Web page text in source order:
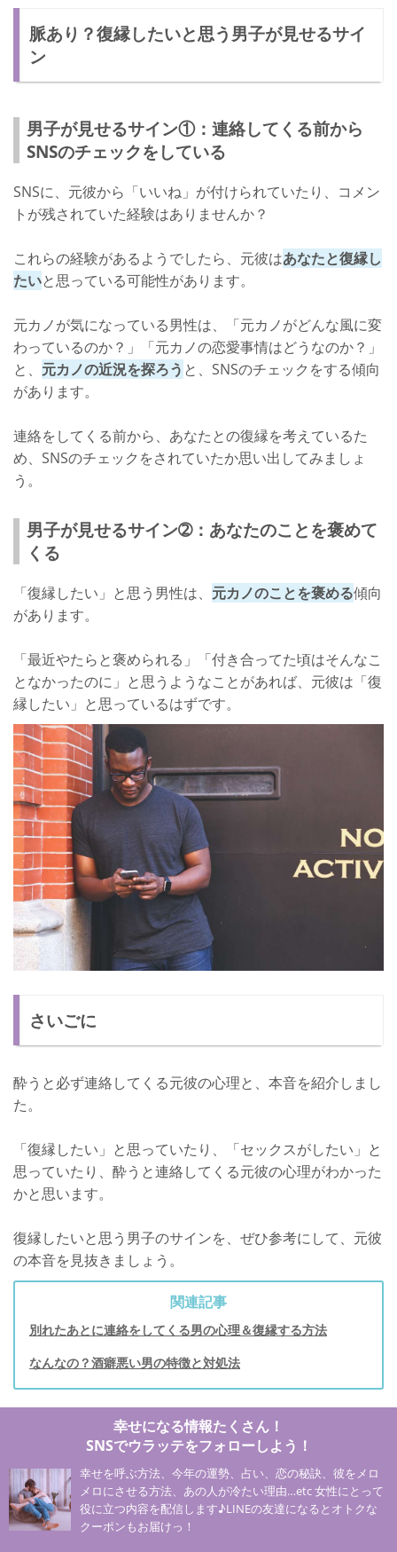
脈あり？復縁したいと思う男子が見せるサイ
ン
男子が見せるサイン①：連絡してくる前から
SNSのチェックをしている
SNSに、元彼から「いいね」が付けられていたり、コメン
トが残されていた経験はありませんか？
これらの経験があるようでしたら、元彼はあなたと復縁し
たいと思っている可能性があります。
元カノが気になっている男性は、「元カノがどんな風に変
わっているのか？」「元カノの恋愛事情はどうなのか？」
と、 元カノの近況を探ろう と、SNSのチェックをする傾向
があります。
連絡をしてくる前から、あなたとの復縁を考えているた
め、SNSのチェックをされていたか思い出してみましょ
う。
男子が見せるサイン➁：あなたのことを褒めて
くる
「復縁したい」と思う男性は、 元カノのことを褒める傾向
があります。
「最近やたらと褒められる」「付き合ってた頃はそんなこ
となかったのに」と思うようなことがあれば、元彼は「復
縁したい」と思っているはずです。
さいごに
酔うと必ず連絡してくる元彼の心理と、本音を紹介しまし
た。
「復縁したい」と思っていたり、「セックスがしたい」と
思っていたり、酔うと連絡してくる元彼の心理がわかった
かと思います。
復縁したいと思う男子のサインを、ぜひ参考にして、元彼
の本音を見抜きましょう。
関連記事
別れたあとに連絡をしてくる男の心理＆復縁する方法
なんなの？酒癖悪い男の特徴と対処法
幸せになる情報たくさん！
SNSでウラッテをフォローしよう！
幸せを呼ぶ方法、今年の運勢、占い、恋の秘訣、彼をメロ
メロにさせる方法、あの人が冷たい理由…etc 女性にとって
役に立つ内容を配信します♪LINEの友達になるとオトクな
クーポンもお届けっ！